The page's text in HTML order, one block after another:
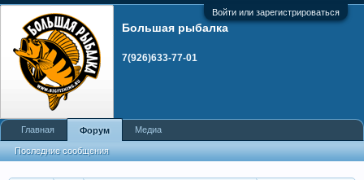
Войти или зарегистрироваться
Большая рыбалка
7(926)633-77-01
Главная Форум
Последние сообщения
Медиа